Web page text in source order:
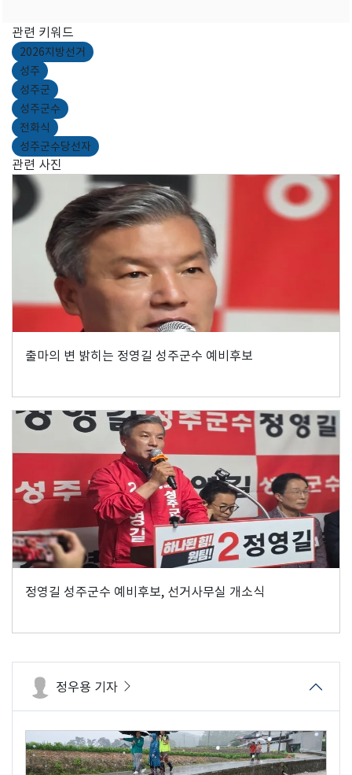
관련 키워드
2026지방선거
성주
성주군
성주군수
전화식
성주군수당선자
관련 사진
출마의 변 밝히는 정영길 성주군수 예비후보
정영길 성주군수 예비후보, 선거사무실 개소식
정우용 기자